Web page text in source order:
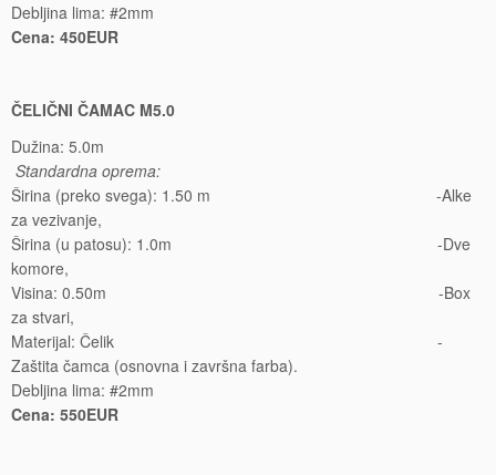
Debljina lima: #2mm
Cena: 450EUR
ČELIČNI ČAMAC M5.0
Dužina: 5.0m
Standardna oprema:
Širina (preko svega): 1.50 m -Alke
za vezivanje,
Širina (u patosu): 1.0m -Dve
komore,
Visina: 0.50m -Box
za stvari,
Materijal: Čelik -
Zaštita čamca (osnovna i završna farba).
Debljina lima: #2mm
Cena: 550EUR